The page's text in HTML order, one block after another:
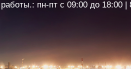
пн-пт с 09:00 до 18:00 |